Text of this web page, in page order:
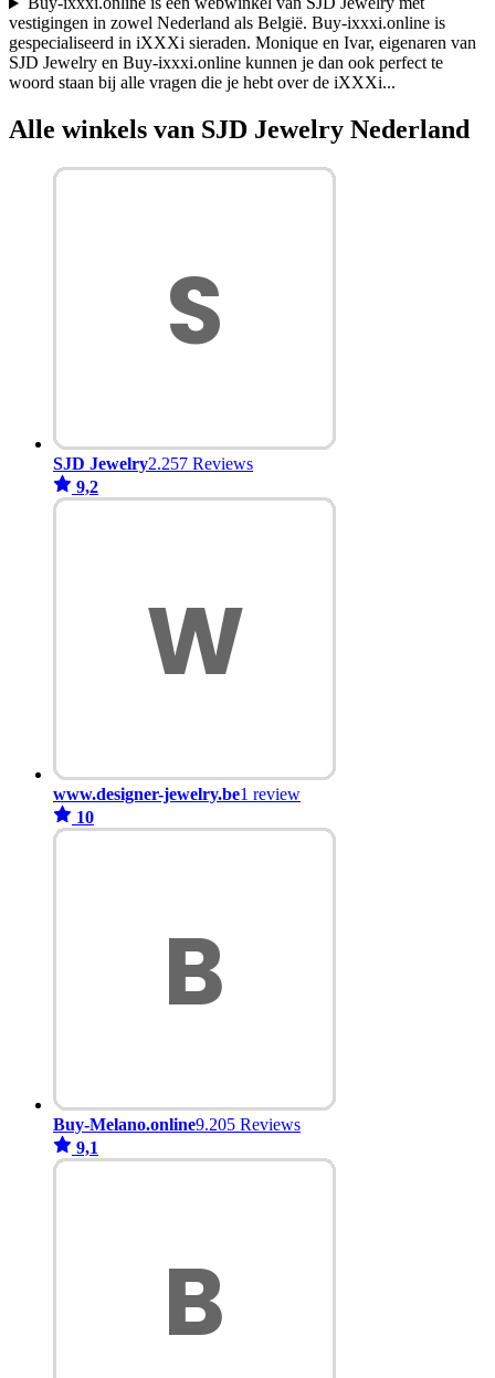
vestigingen in zowel Nederland als België. Buy-ixxxi.online is
gespecialiseerd in iXXXi sieraden. Monique en Ivar, eigenaren van
SJD Jewelry en Buy-ixxxi.online kunnen je dan ook perfect te
woord staan bij alle vragen die je hebt over de iXXXi...
Alle winkels van SJD Jewelry Nederland
SJD Jewelry2.257 Reviews
9,2
www.designer-jewelry.be1 review
10
Buy-Melano.online9.205 Reviews
9,1